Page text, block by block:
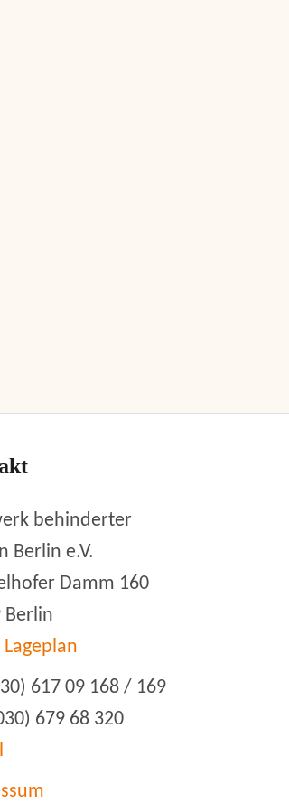
behinderter
Berlin e.V.
Damm 160
Berlin
617 09 168 / 169
679 68 320